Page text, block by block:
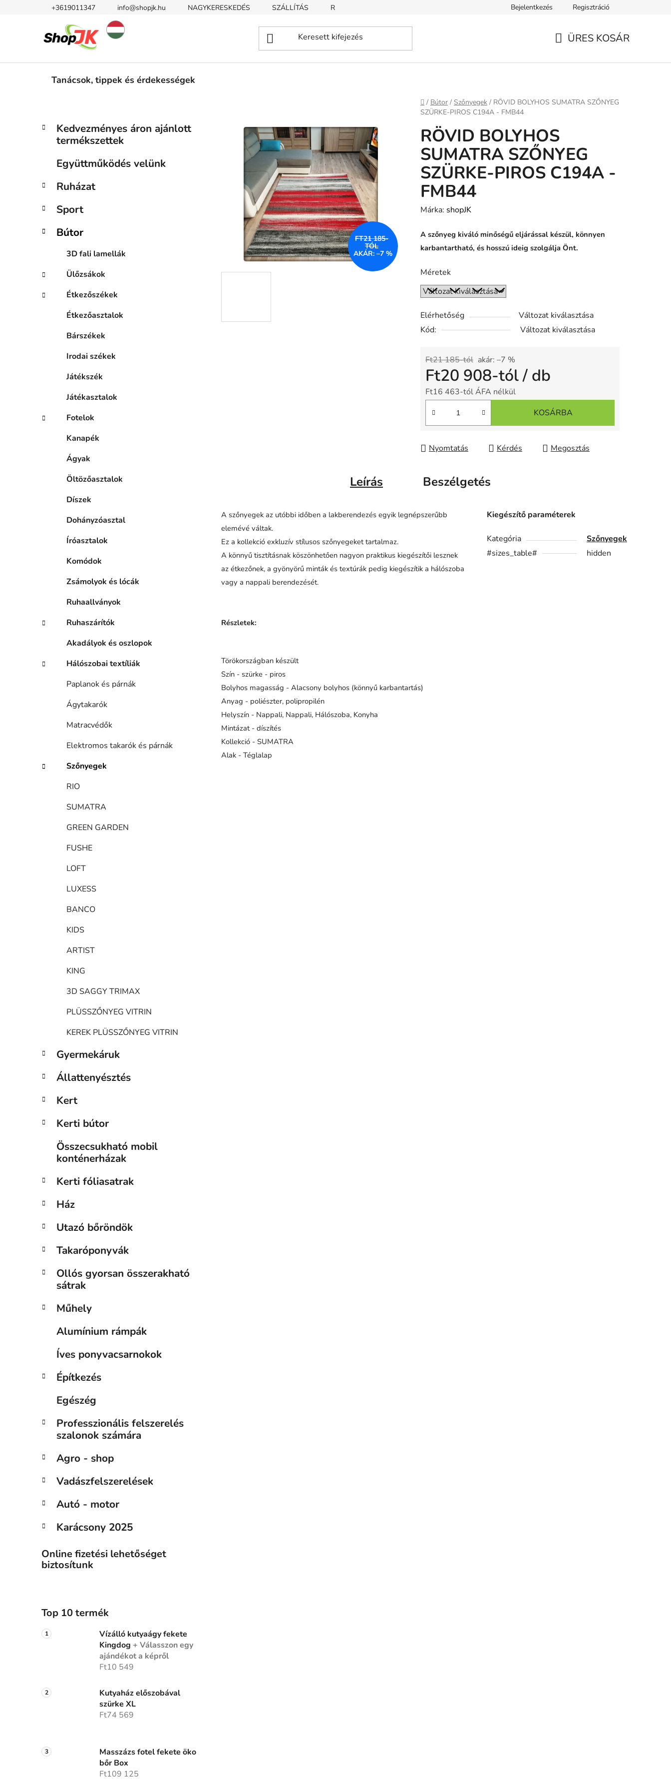
+3619011347 info@shopjk.hu NAGYKERESKEDÉS SZÁLLÍTÁS REKLAMÁCIÓ Tanácsok, tippek és érdekességek
Bejelentkezés Regisztráció
ÜRES KOSÁR
Tanácsok, tippek és érdekességek
Kezdőlap
/ Bútor / Szőnyegek / RÖVID BOLYHOS SUMATRA SZŐNYEG
SZÜRKE-PIROS C194A - FMB44
O
s
p
a
Kategóriák
átugrása
K
a
r
á
Kedvezményes áron ajánlott
termékszettek
Együttműködés velünk
Ruházat
Sport
Bútor
3D fali lamellák
Ülőzsákok
Étkezőszékek
Étkezőasztalok
Bárszékek
Irodai székek
Játékszék
Játékasztalok
Fotelok
Kanapék
Ágyak
Öltözőasztalok
Díszek
Dohányzóasztal
Íróasztalok
Komódok
Zsámolyok és lócák
Ruhaallványok
Ruhaszárítók
Akadályok és oszlopok
Hálószobai textíliák
Paplanok és párnák
Ágytakarók
Matracvédők
Elektromos takarók és párnák
Szőnyegek
RIO
SUMATRA
GREEN GARDEN
FUSHE
LOFT
LUXESS
BANCO
KIDS
ARTIST
KING
3D SAGGY TRIMAX
PLÜSSZŐNYEG VITRIN
KEREK PLÜSSZŐNYEG VITRIN
Gyermekáruk
Állattenyésztés
Kert
Kerti bútor
Összecsukható mobil
konténerházak
Kerti fóliasatrak
Ház
Utazó bőröndök
Takaróponyvák
Ollós gyorsan összerakható
sátrak
Műhely
Alumínium rámpák
Íves ponyvacsarnokok
Építkezés
Egészég
Professzionális felszerelés
szalonok számára
Agro - shop
Vadászfelszerelések
Autó - motor
Karácsony 2025
Online fizetési lehetőséget
biztosítunk
Top 10 termék
Vízálló kutyaágy fekete
Kingdog + Válasszon egy
ajándékot a képről
Ft10 549
Kutyaház előszobával
szürke XL
Ft74 569
Masszázs fotel fekete öko
bőr Box
Ft109 125
RÖVID BOLYHOS
SUMATRA SZŐNYEG
SZÜRKE-PIROS C194A -
FMB44
Márka: shopJK
A szőnyeg kiváló minőségű eljárással készül, könnyen
karbantartható, és hosszú ideig szolgálja Önt.
Méretek
Elérhetőség
Változat kiválasztása
Kód:
Változat kiválasztása
Ft21 185-tól akár: –7 %
Ft20 908-tól/ db
Ft16 463-tól ÁFA nélkül
KOSÁRBA
Nyomtatás Kérdés Megosztás
FT21 185-
TÓL
AKÁR: –7 %
Leírás Beszélgetés
A szőnyegek az utóbbi időben a lakberendezés egyik legnépszerűbb
elemévé váltak.
Ez a kollekció exkluzív stílusos szőnyegeket tartalmaz.
A könnyű tisztításnak köszönhetően nagyon praktikus kiegészítői lesznek
az étkezőnek, a gyönyörű minták és textúrák pedig kiegészítik a hálószoba
vagy a nappali berendezését.
Részletek:
Törökországban készült
Szín - szürke - piros
Bolyhos magasság - Alacsony bolyhos (könnyű karbantartás)
Anyag - poliészter, polipropilén
Helyszín - Nappali, Nappali, Hálószoba, Konyha
Mintázat - díszítés
Kollekció - SUMATRA
Alak - Téglalap
Kiegészítő paraméterek
Kategória
Szőnyegek
#sizes_table#
hidden